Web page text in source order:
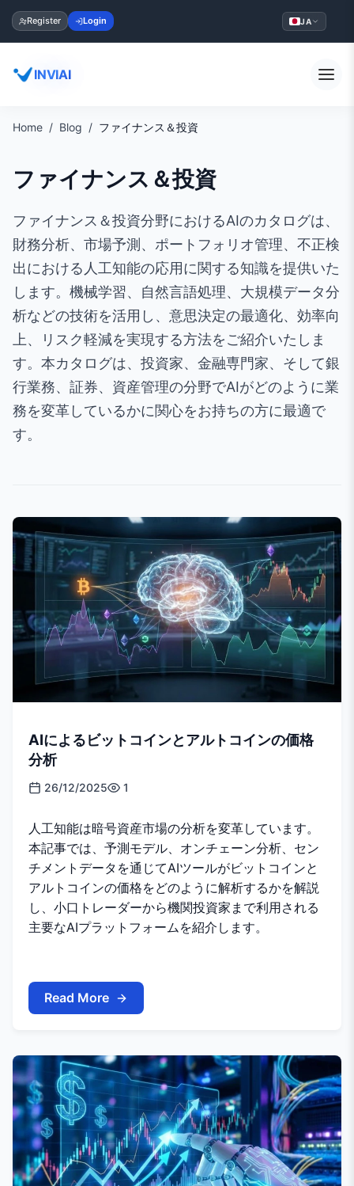
Register Login JA
INVIAI
Home Blog ファイナンス＆投資
ファイナンス＆投資
ファイナンス＆投資分野におけるAIのカタログは、
財務分析、市場予測、ポートフォリオ管理、不正検
出における人工知能の応用に関する知識を提供いた
します。機械学習、自然言語処理、大規模データ分
析などの技術を活用し、意思決定の最適化、効率向
上、リスク軽減を実現する方法をご紹介いたしま
す。本カタログは、投資家、金融専門家、そして銀
行業務、証券、資産管理の分野でAIがどのように業
務を変革しているかに関心をお持ちの方に最適で
す。
AIによるビットコインとアルトコインの価格
分析
26/12/2025 1
人工知能は暗号資産市場の分析を変革しています。
本記事では、予測モデル、オンチェーン分析、セン
チメントデータを通じてAIツールがビットコインと
アルトコインの価格をどのように解析するかを解説
し、小口トレーダーから機関投資家まで利用される
主要なAIプラットフォームを紹介します。
Read More